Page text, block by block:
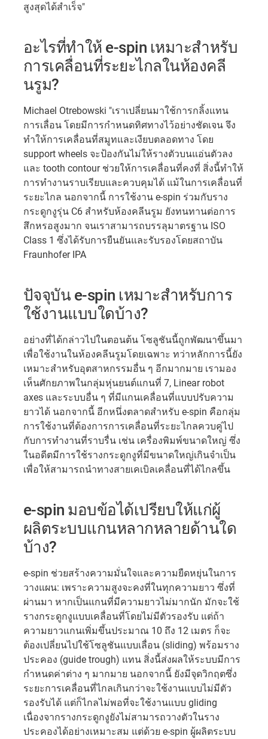
สูงสุดได้สำเร็จ"
อะไรที่ทำให้ e-spin เหมาะสำหรับ
การเคลื่อนที่ระยะไกลในห้องคลี
นรูม?
Michael Otrebowski "เราเปลี่ยนมาใช้การกลิ้งแทน
การเลื่อน โดยมีการกำหนดทิศทางไว้อย่างชัดเจน จึง
ทำให้การเคลื่อนที่สมูทและเงียบตลอดทาง โดย
support wheels จะป้องกันไม่ให้รางตัวบนแอ่นตัวลง
และ tooth contour ช่วยให้การเคลื่อนที่คงที่ สิ่งนี้ทำให้
การทำงานราบเรียบและควบคุมได้ แม้ในการเคลื่อนที่
ระยะไกล นอกจากนี้ การใช้งาน e-spin ร่วมกับราง
กระดูกงูรุ่น C6 สำหรับห้องคลีนรูม ยังทนทานต่อการ
สึกหรอสูงมาก จนเราสามารถบรรลุมาตรฐาน ISO
Class 1 ซึ่งได้รับการยืนยันและรับรองโดยสถาบัน
Fraunhofer IPA
ปัจจุบัน e-spin เหมาะสำหรับการ
ใช้งานแบบใดบ้าง?
อย่างที่ได้กล่าวไปในตอนต้น โซลูชันนี้ถูกพัฒนาขึ้นมา
เพื่อใช้งานในห้องคลีนรูมโดยเฉพาะ ทว่าหลักการนี้ยัง
เหมาะสำหรับอุตสาหกรรมอื่น ๆ อีกมากมาย เรามอง
เห็นศักยภาพในกลุ่มหุ่นยนต์แกนที่ 7, Linear robot
axes และระบบอื่น ๆ ที่มีแกนเคลื่อนที่แบบปรับความ
ยาวได้ นอกจากนี้ อีกหนึ่งตลาดสำหรับ e-spin คือกลุ่ม
การใช้งานที่ต้องการการเคลื่อนที่ระยะไกลควบคู่ไป
กับการทำงานที่ราบรื่น เช่น เครื่องพิมพ์ขนาดใหญ่ ซึ่ง
ในอดีตมีการใช้รางกระดูกงูที่มีขนาดใหญ่เกินจำเป็น
เพื่อให้สามารถนำทางสายเคเบิลเคลื่อนที่ได้ไกลขึ้น
e-spin มอบข้อได้เปรียบให้แก่ผู้
ผลิตระบบแกนหลากหลายด้านใด
บ้าง?
e-spin ช่วยสร้างความมั่นใจและความยืดหยุ่นในการ
วางแผน: เพราะความสูงจะคงที่ในทุกความยาว ซึ่งที่
ผ่านมา หากเป็นแกนที่มีความยาวไม่มากนัก มักจะใช้
รางกระดูกงูแบบเคลื่อนที่โดยไม่มีตัวรองรับ แต่ถ้า
ความยาวแกนเพิ่มขึ้นประมาณ 10 ถึง 12 เมตร ก็จะ
ต้องเปลี่ยนไปใช้โซลูชันแบบเลื่อน (sliding) พร้อมราง
ประคอง (guide trough) แทน สิ่งนี้ส่งผลให้ระบบมีการ
กำหนดค่าต่าง ๆ มากมาย นอกจากนี้ ยังมีจุดวิกฤตซึ่ง
ระยะการเคลื่อนที่ไกลเกินกว่าจะใช้งานแบบไม่มีตัว
รองรับได้ แต่ก็ไกลไม่พอที่จะใช้งานแบบ gliding
เนื่องจากรางกระดูกงูยังไม่สามารถวางตัวในราง
ประคองได้อย่างเหมาะสม แต่ด้วย e-spin ผู้ผลิตระบบ